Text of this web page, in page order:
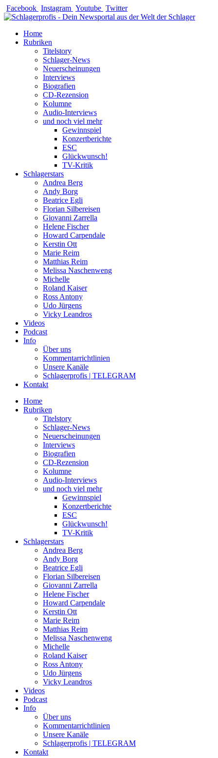
Zum
Inhalt
Facebook Instagram Youtube Twitter
Home
Rubriken
Titelstory
Schlager-News
Neuerscheinungen
Interviews
Biografien
CD-Rezension
Kolumne
Audio-Interviews
und noch viel mehr
Gewinnspiel
Konzertberichte
ESC
Glückwunsch!
TV-Kritik
Schlagerstars
Andrea Berg
Andy Borg
Beatrice Egli
Florian Silbereisen
Giovanni Zarrella
Helene Fischer
Howard Carpendale
Kerstin Ott
Marie Reim
Matthias Reim
Melissa Naschenweng
Michelle
Roland Kaiser
Ross Antony
Udo Jürgens
Vicky Leandros
Videos
Podcast
Info
Über uns
Kommentarrichtlinien
Unsere Kanäle
Schlagerprofis | TELEGRAM
Kontakt
Home
Rubriken
Titelstory
Schlager-News
Neuerscheinungen
Interviews
Biografien
CD-Rezension
Kolumne
Audio-Interviews
und noch viel mehr
Gewinnspiel
Konzertberichte
ESC
Glückwunsch!
TV-Kritik
Schlagerstars
Andrea Berg
Andy Borg
Beatrice Egli
Florian Silbereisen
Giovanni Zarrella
Helene Fischer
Howard Carpendale
Kerstin Ott
Marie Reim
Matthias Reim
Melissa Naschenweng
Michelle
Roland Kaiser
Ross Antony
Udo Jürgens
Vicky Leandros
Videos
Podcast
Info
Über uns
Kommentarrichtlinien
Unsere Kanäle
Schlagerprofis | TELEGRAM
Kontakt